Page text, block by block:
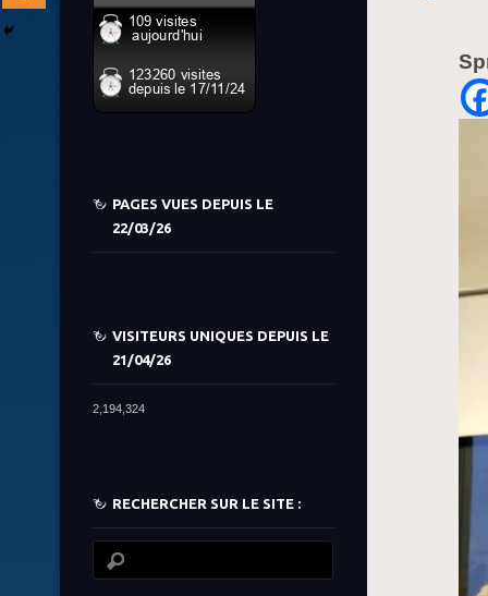
PAGES VUES DEPUIS LE
22/03/26
VISITEURS UNIQUES DEPUIS LE
21/04/26
2,194,324
RECHERCHER SUR LE SITE :